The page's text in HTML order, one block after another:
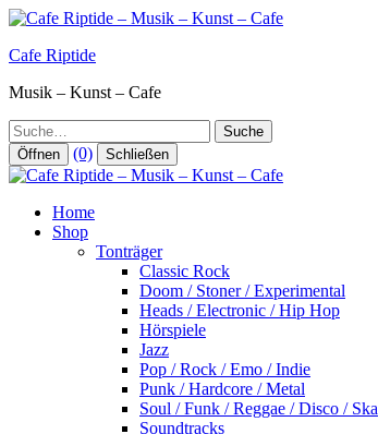
Zum
springen
Cafe Riptide
Musik – Kunst – Cafe
Suche
Öffnen (0) Schließen
Home
Shop
Tonträger
Classic Rock
Doom / Stoner / Experimental
Heads / Electronic / Hip Hop
Hörspiele
Jazz
Pop / Rock / Emo / Indie
Punk / Hardcore / Metal
Soul / Funk / Reggae / Disco / Ska
Soundtracks